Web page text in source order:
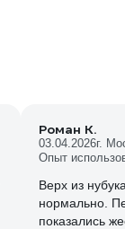
Роман К.
03.04.2026г.
Опыт
Верх из
нормально.
показались